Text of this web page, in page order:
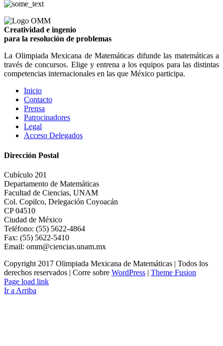
Creatividad e ingenio
para la resolución de problemas
La Olimpiada Mexicana de Matemáticas difunde las matemáticas a
través de concursos. Elige y entrena a los equipos para las distintas
competencias internacionales en las que México participa.
Inicio
Contacto
Prensa
Patrocinadores
Legal
Acceso Delegados
Dirección Postal
Cubículo 201
Departamento de Matemáticas
Facultad de Ciencias, UNAM
Col. Copilco, Delegación Coyoacán
CP 04510
Ciudad de México
Teléfono: (55) 5622-4864
Fax: (55) 5622-5410
Email: omm@ciencias.unam.mx
Copyright 2017 Olimpiada Mexicana de Matemáticas | Todos los
derechos reservados | Corre sobre WordPress | Theme Fusion
Page load link
Ir a Arriba